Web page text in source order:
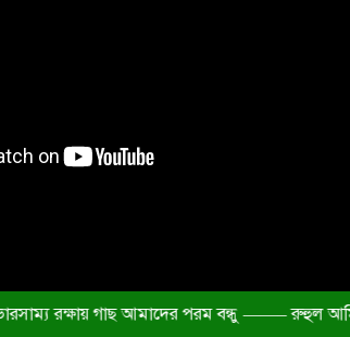
রক্ষায় গাছ আমাদের পরম বন্ধু ——– রুহুল